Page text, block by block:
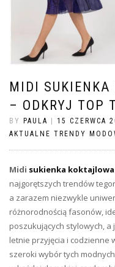
MIDI SUKIENKA
– ODKRYJ TOP
BY PAULA 15 CZERWCA
AKTUALNE TRENDY
Midi sukienka koktajlowa
najgorętszych trendów
a zarazem niezwykle
różnorodnością fasonów,
poszukujących stylowych,
letnie przyjęcia i codzienne
szeroki wybór tych